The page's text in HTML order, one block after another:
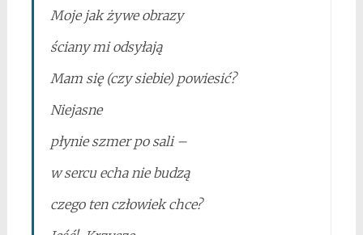
Moje jak żywe obrazy
ściany mi odsyłają
Mam się (czy siebie) powiesić?
Niejasne
płynie szmer po sali –
w sercu echa nie budzą
czego ten człowiek chce?